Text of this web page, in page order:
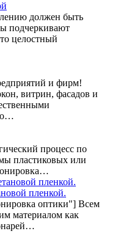
должен быть
подчеркивают
целостный
и фирм!
витрин, фасадов и
процесс по
пластиковых или
пленкой.
оптики"] Всем
материалом как